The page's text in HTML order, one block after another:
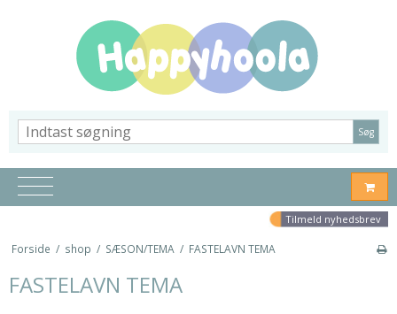
Søg
Tilmeld nyhedsbrev
Forside / shop / SÆSON/TEMA / FASTELAVN TEMA
FASTELAVN TEMA